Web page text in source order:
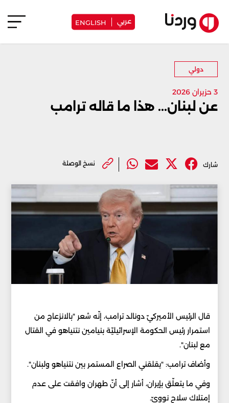
عربي ENGLISH
دولي
3 حزيران 2026
عن لبنان... هذا ما قاله ترامب
شارك نسخ الوصلة
قال الرئيس الأميركيّ دونالد ترامب، إنّه شعر "بالانزعاج من
استمرار رئيس الحكومة الإسرائيليّة بنيامين نتنياهو في القتال
مع لبنان".
وأضاف ترامب: "يقلقني الصراع المستمر بين نتنياهو ولبنان".
وفي ما يتعلّق بإيران، أشار إلى أنّ طهران وافقت على عدم
إمتلاك سلاح نوويّ.